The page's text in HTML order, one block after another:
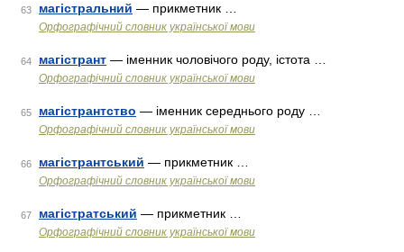
63 магістральний — прикметник …
Орфографічний словник української мови
64 магістрант — іменник чоловічого роду, істота …
Орфографічний словник української мови
65 магістрантство — іменник середнього роду …
Орфографічний словник української мови
66 магістрантський — прикметник …
Орфографічний словник української мови
67 магістратський — прикметник …
Орфографічний словник української мови